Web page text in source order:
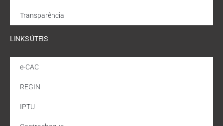
Transparência
LINKS ÚTEIS
e-CAC
REGIN
IPTU